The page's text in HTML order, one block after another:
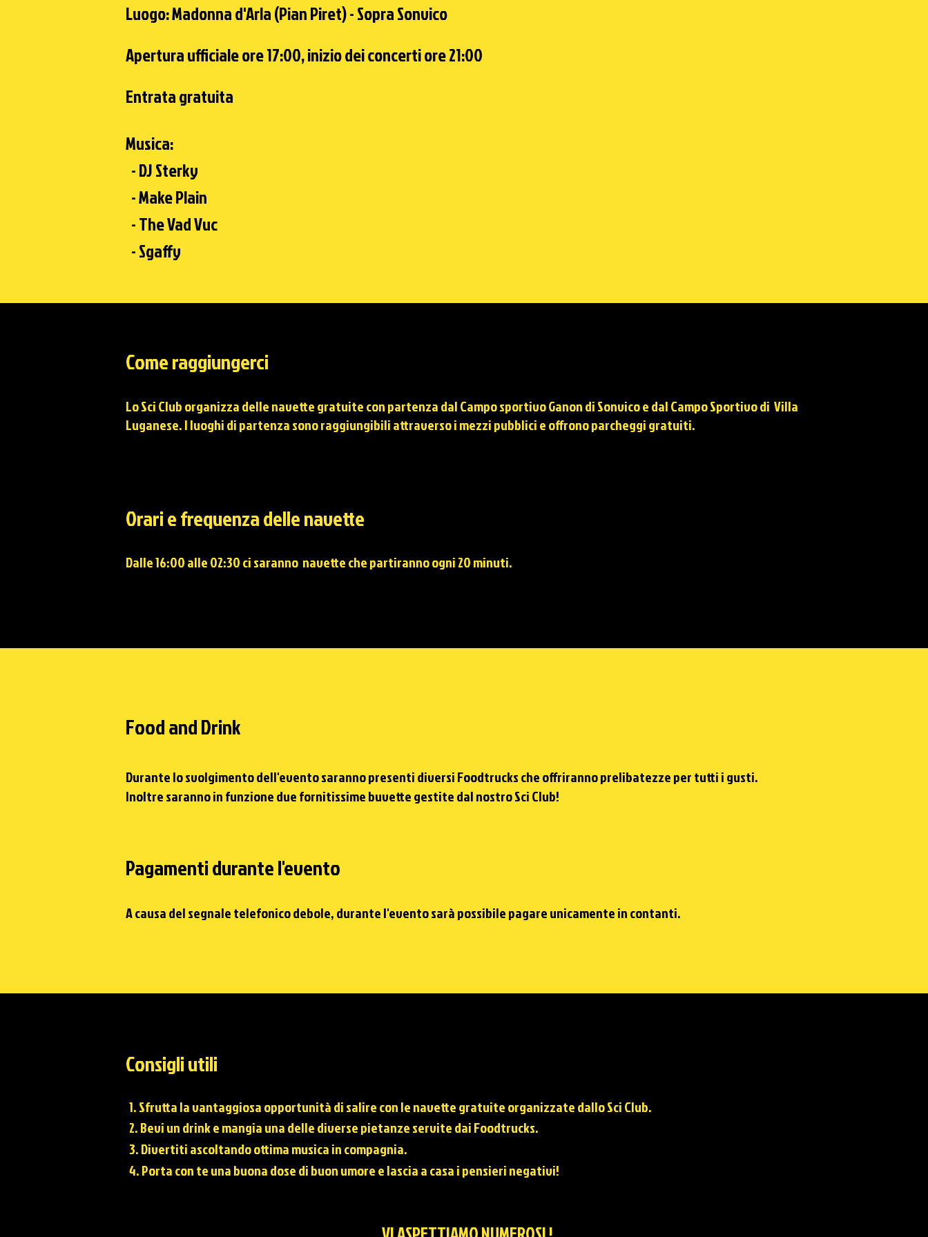
Luogo: Madonna d'Arla (Pian Piret) - Sopra Sonvico
Apertura ufficiale ore 17:00, inizio dei concerti ore 21:00
Entrata gratuita
Musica:
- ​DJ Sterky
- Make Plain
- The Vad Vuc
- Sgaffy
Come raggiungerci
Lo Sci Club organizza delle navette gratuite con partenza dal Campo sportivo Ganon di Sonvico e dal CampoSportivodi Villa
Luganese. I luoghi di partenza sonoraggiungibiliattraverso i mezzi pubblici e offrono parcheggi gratuiti.
Orari e frequenza delle navette
Dalle 16:00 alle 02:30 ci saranno navette che partiranno ogni 20 minuti.
Food and Drink
Durante lo svolgimento dell'evento saranno presenti diversi Foodtrucks che offriranno prelibatezze per tutti i gusti.
Inoltresaranno in funzione duefornitissimebuvette gestite dal nostro Sci Club!
Pagamenti durante l'evento
A causa del segnaletelefonicodebole, durante l'evento sarà possibile pagareunicamente in contanti.
Consigli utili
1. Sfrutta la vantaggiosa opportunità di salire con le navettegratuiteorganizzate dallo Sci Club.
2. Bevi un drink e mangia una delle diverse pietanze servite dai Foodtrucks.
3. Divertiti ascoltando ottima musica in compagnia.
4. Porta con te una buona dose di buon umore e lascia a casa i pensieri negativi!